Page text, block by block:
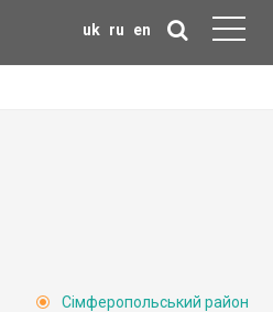
uk ru en
Сімферопольський район